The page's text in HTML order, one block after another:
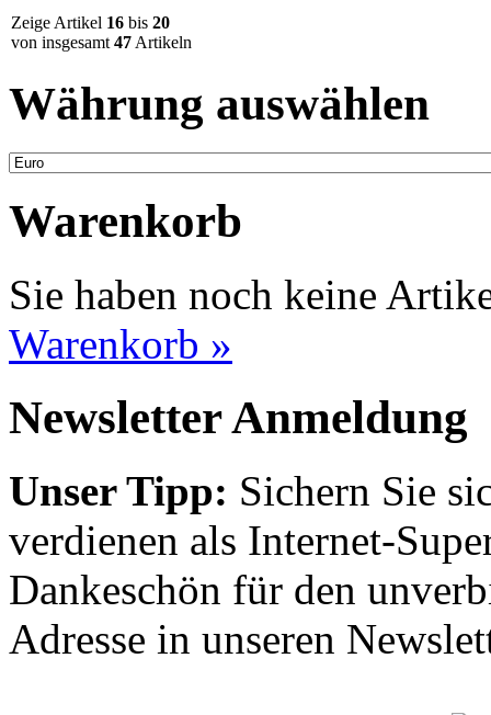
Zeige Artikel 16 bis 20
von insgesamt 47 Artikeln
Währung auswählen
Warenkorb
Sie haben noch keine
Warenkorb »
Newsletter Anmeldung
Unser Tipp: Sichern Sie
verdienen als Internet-
Dankeschön für den
Adresse in unseren